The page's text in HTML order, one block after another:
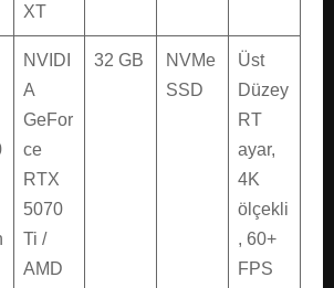
XT
NVIDI
A
GeFor
ce
RTX
5070
Ti /
AMD
32 GB
NVMe
SSD
Üst
Düzey
RT
ayar,
4K
ölçekli
, 60+
FPS